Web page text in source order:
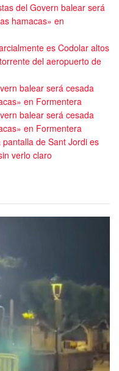
del Govern balear será
hamacas» en
es Codolar altos
del aeropuerto de
balear será cesada
en Formentera
balear será cesada
en Formentera
de Sant Jordi es
verlo claro